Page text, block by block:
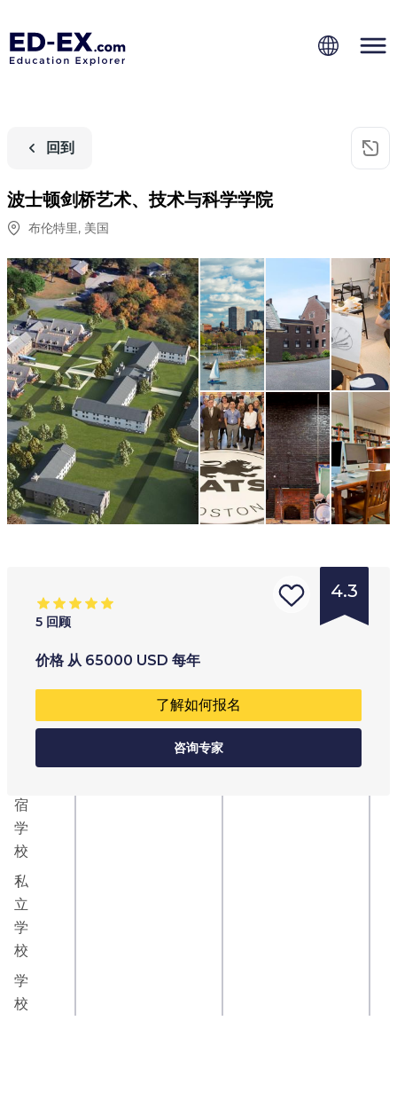
回到
波士顿剑桥艺术、技术与科学学院
布伦特里, 美国
4.3
5 回顾
价格 从 65000 USD 每年
了解如何报名
咨询专家
宿
学
校
私
立
学
校
学
校
年龄范围:
14+
全职